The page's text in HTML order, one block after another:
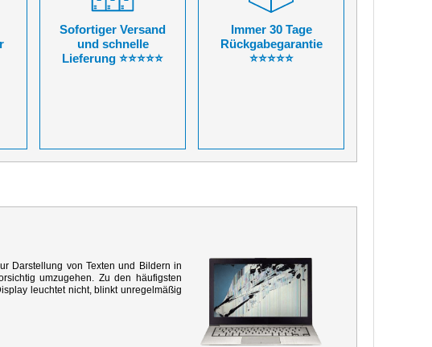
Sofortiger Versand
und schnelle
Lieferung ⭐⭐⭐⭐⭐
Immer 30 Tage
Rückgabegarantie
⭐⭐⭐⭐⭐
Darstellung von Texten und Bildern in
umzugehen. Zu den häufigsten
leuchtet nicht, blinkt unregelmäßig